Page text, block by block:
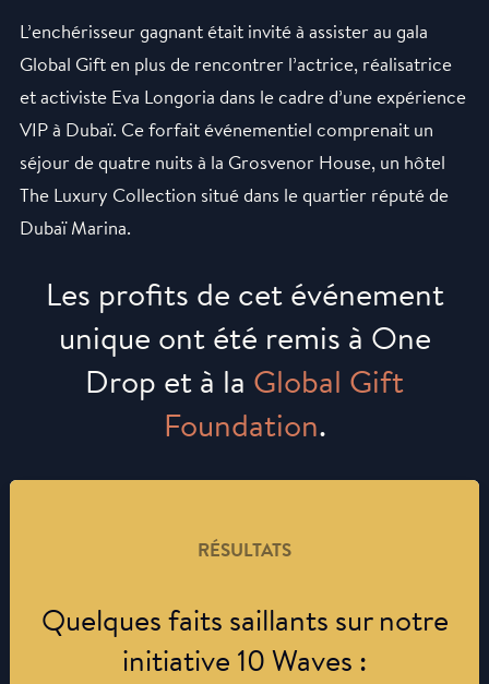
L’enchérisseur gagnant était invité à assister au gala
Global Gift en plus de rencontrer l’actrice, réalisatrice
et activiste Eva Longoria dans le cadre d’une expérience
VIP à Dubaï. Ce forfait événementiel comprenait un
séjour de quatre nuits à la Grosvenor House, un hôtel
The Luxury Collection situé dans le quartier réputé de
Dubaï Marina.
Les profits de cet événement
unique ont été remis à One
Drop et à la Global Gift
Foundation.
RÉSULTATS
Quelques faits saillants sur notre
initiative 10 Waves :